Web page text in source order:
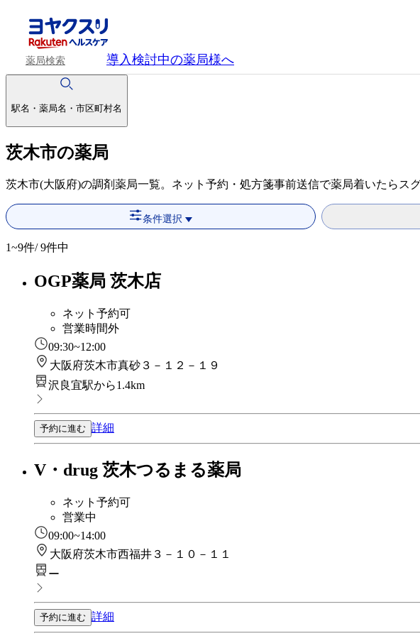
薬局検索 導入検討中の薬局様へ
駅名・薬局名・市区町村名
茨木市の薬局
茨木市(大阪府)の調剤薬局一覧。ネット予約・処方箋事前送信で薬局着いたらス
条件選択
1~9件/ 9件中
OGP薬局 茨木店
ネット予約可
営業時間外
09:30~12:00
大阪府茨木市真砂３－１２－１９
沢良宜駅から1.4km
予約に進む 詳細
V・drug 茨木つるまる薬局
ネット予約可
営業中
09:00~14:00
大阪府茨木市西福井３－１０－１１
ー
予約に進む 詳細